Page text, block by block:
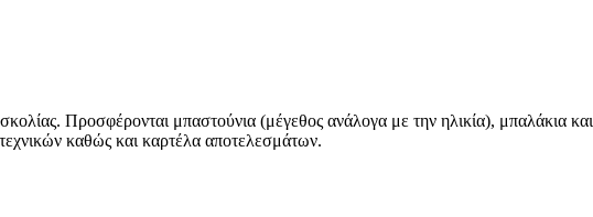
Προσφέρονται μπαστούνια (μέγεθος ανάλογα με την ηλικία), μπαλάκια και
καθώς και καρτέλα αποτελεσμάτων.